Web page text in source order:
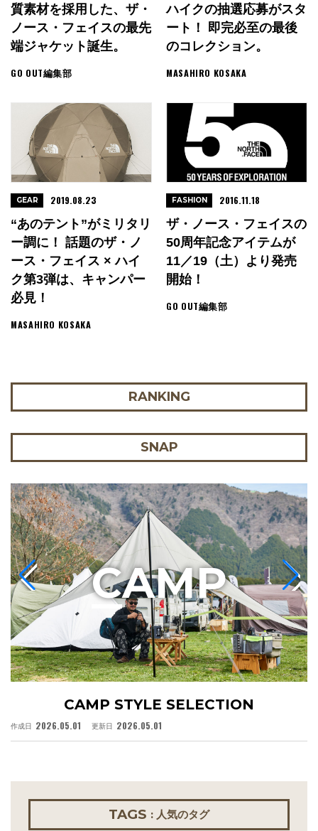
質素材を採用した、ザ・
ノース・フェイスの最先
端ジャケット誕生。
GO OUT編集部
ハイクの抽選応募がスタ
ート！ 即完必至の最後
のコレクション。
MASAHIRO KOSAKA
“あのテント”がミリタリ
ー調に！ 話題のザ・ノ
ース・フェイス × ハイ
ク第3弾は、キャンパー
必見！
MASAHIRO KOSAKA
GEAR 2019.08.23
ザ・ノース・フェイスの
50周年記念アイテムが
11／19（土）より発売
開始！
GO OUT編集部
FASHION 2016.11.18
RANKING
SNAP
CAMP STYLE SELECTION
作成日 2026.05.01 更新日 2026.05.01
CAMP
TAGS : 人気のタグ